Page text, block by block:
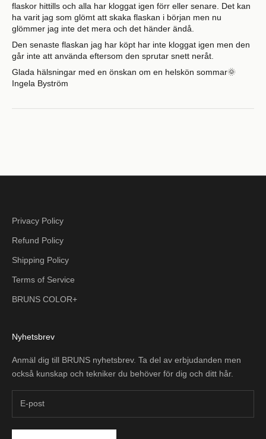
flaskor hittills och alla har kloggat igen förr eller senare. Det kan
ha varit jag som glömt att skaka flaskan i början men nu
glömmer jag inte det mera och det händer ändå.
Den senaste flaskan jag har köpt har inte kloggat igen men den
går inte att använda eftersom den sprutar snett neråt.
Glada hälsningar med en önskan om en helskön sommar🌞
Ingela Byström
Privacy Policy
Refund Policy
Shipping Policy
Terms of Service
BRUNS COLOR+
Nyhetsbrev
Anmäl dig till BRUNS nyhetsbrev. Ta del av erbjudanden men
också kunskap och tekniker du behöver för dig och ditt hår.